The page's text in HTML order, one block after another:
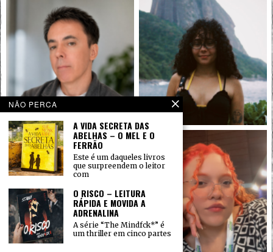
NÃO PERCA
A VIDA SECRETA DAS
ABELHAS – O MEL E O
FERRÃO
Este é um daqueles livros
que surpreendem o leitor
com
O RISCO – LEITURA
RÁPIDA E MOVIDA A
ADRENALINA
A série “The Mindfck*” é
um thriller em cinco partes